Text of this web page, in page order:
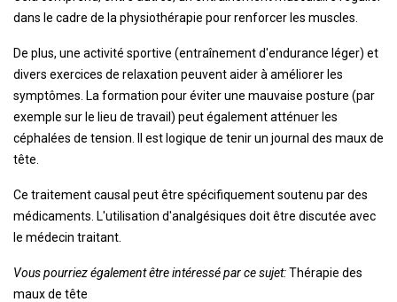
dans le cadre de la physiothérapie pour renforcer les muscles.
De plus, une activité sportive (entraînement d'endurance léger) et
divers exercices de relaxation peuvent aider à améliorer les
symptômes. La formation pour éviter une mauvaise posture (par
exemple sur le lieu de travail) peut également atténuer les
céphalées de tension. Il est logique de tenir un journal des maux de
tête.
Ce traitement causal peut être spécifiquement soutenu par des
médicaments. L'utilisation d'analgésiques doit être discutée avec
le médecin traitant.
Vous pourriez également être intéressé par ce sujet:Thérapie des
maux de tête